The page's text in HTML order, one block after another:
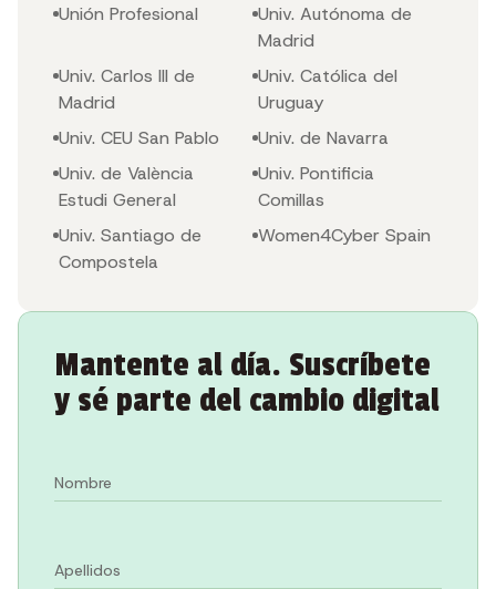
Unión Profesional
Univ. Autónoma de
Madrid
Univ. Carlos III de
Madrid
Univ. Católica del
Uruguay
Univ. CEU San Pablo
Univ. de Navarra
Univ. de València
Estudi General
Univ. Pontificia
Comillas
Univ. Santiago de
Compostela
Women4Cyber Spain
Mantente al día. Suscríbete
y sé parte del cambio digital